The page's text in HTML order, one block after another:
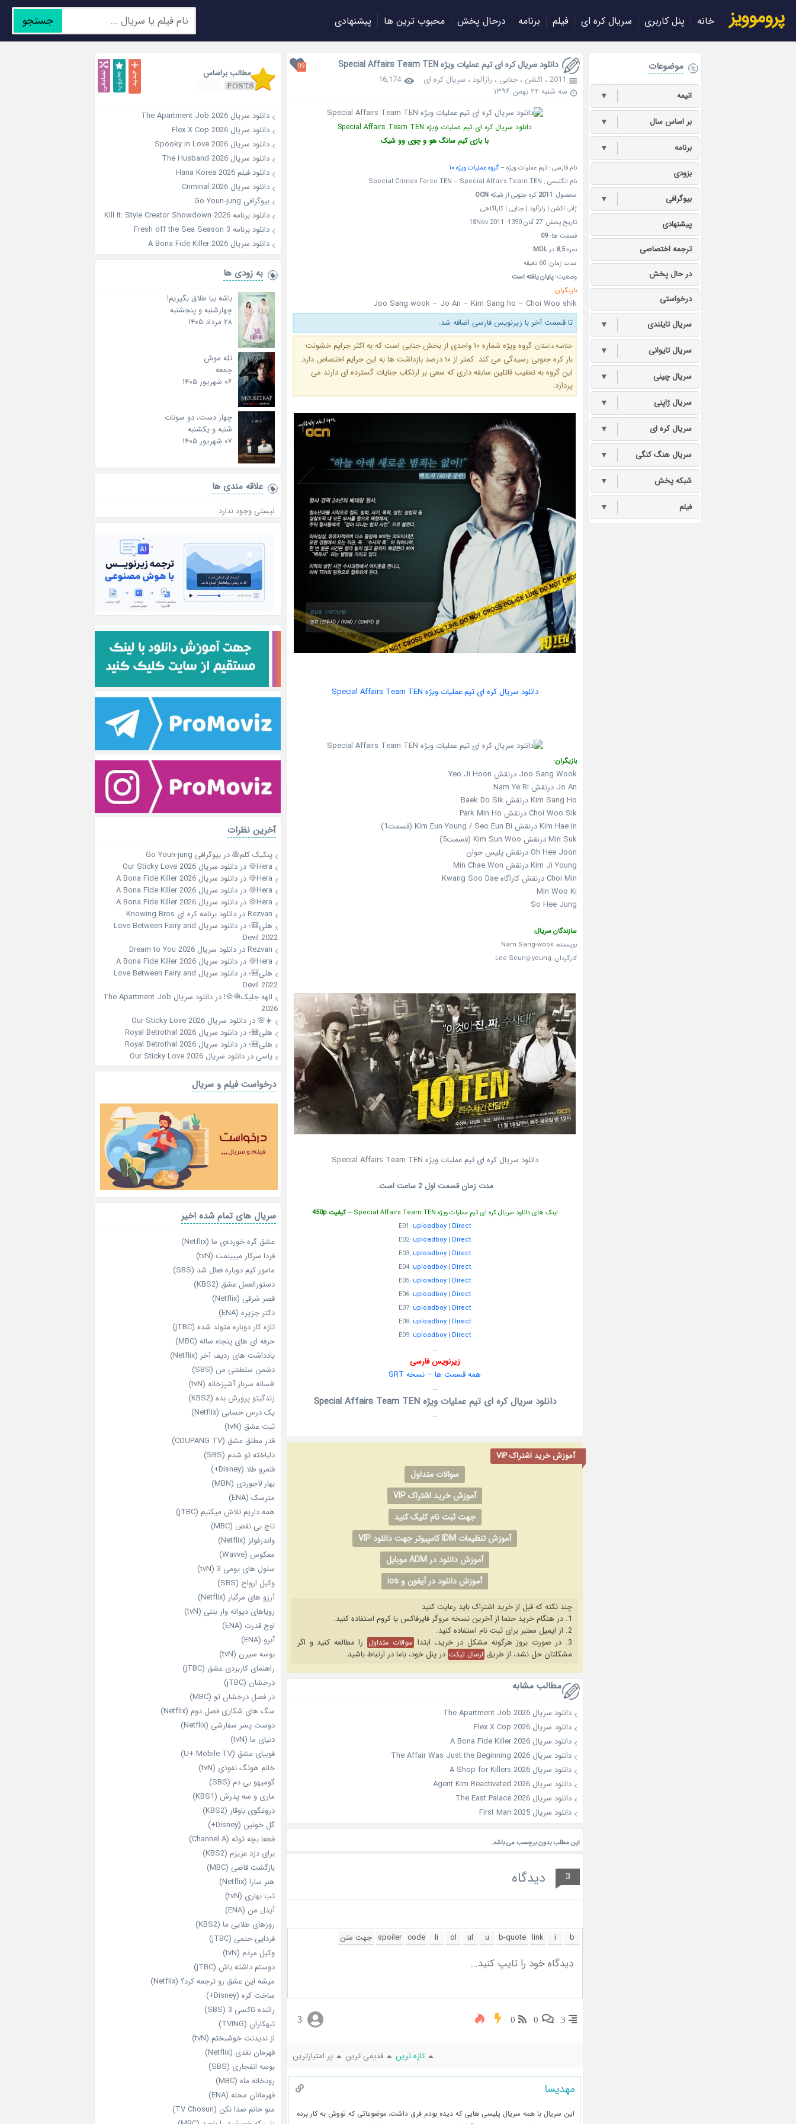
پروموویز خانه پنل کاربری سریال کره ای فیلم برنامه درحال پخش محبوب ترین ها پیشنهادی جستجو
دانلود سریال کره ای تیم عملیات ویژه Special Affairs Team TEN 99
2011 ، اکشن ، جنایی ، رازآلود ، سریال کره ای
16,174
سه شنبه ۲۴ بهمن ۱۳۹۶
دانلود سریال کره ای تیم عملیات ویژه Special Affairs Team TEN
با بازی کیم سانگ هو و چوی وو شیک
نام فارسی : تیم عملیات ویژه –گروه عملیات ویژه ۱۰
نام انگلیسی : Special Crimes Force TEN – Special Affairs Team TEN
محصول: 2011 کره جنوبی از شبکهOCN
ژانر: اکشن | رازآلود | جنایی | کاراگاهی
تاریخ پخش: 27 آبان 1390- 18Nov 2011
قسمت ها:09
نمره8.5 درMDL
مدت زمان: 60 دقیقه
وضعیت:پایان یافته است
بازیگران:
Joo Sang wook – Jo An – Kim Sang ho – Choi Woo shik
تا قسمت آخر با زیرنویس فارسی اضافه شد.
خلاصه داستان:
گروه ویژه شماره ۱۰ واحدی از بخش جنایی است که به اکثر جرایم خشونت
بار کره جنوبی رسیدگی می کند. کمتر از ۱۰ درصد بازداشت ها به این جرایم اختصاص دارد.
این گروه به تعقیب قاتلین سابقه داری که سعی بر ارتکاب جنایات گسترده ای دارند می
پردازد.
دانلود سریال کره ای تیم عملیات ویژه Special Affairs Team TEN
بازیگران:
Joo Sang Wook درنقش Yeo Ji Hoon
Jo An درنقش Nam Ye Ri
Kim Sang Ho درنقش Baek Do Sik
Choi Woo Sik درنقش Park Min Ho
Kim Hae In درنقش Kim Eun Young / Seo Eun Bi (قسمت1)
Min Suk درنقش Kim Sun Woo (قسمت5)
Oh Hee Joon درنقش پلیس جوان
Kim Ji Young درنقش Min Chae Won
Choi Min درنقش کاراگاه Kwang Soo Dae
Min Woo Ki
So Hee Jung
سازندگان سریال:
نویسنده: Nam Sang-wook
کارگردان: Lee Seung-young
دانلود سریال کره ای تیم عملیات ویژه Special Affairs Team TEN
مدت زمان قسمت اول 2 ساعت است.
لینک های دانلود سریال کره ای تیم عملیات ویژه Special Affairs Team TEN –
کیفیت 450p
E01: uploadboy| Direct
E02: uploadboy| Direct
E03: uploadboy| Direct
E04: uploadboy| Direct
E05: uploadboy| Direct
E06: uploadboy| Direct
E07: uploadboy| Direct
E08: uploadboy| Direct
E09: uploadboy| Direct
…
زیرنویس فارسی
همه قسمت ها – نسخه SRT
…
دانلود سریال کره ای تیم عملیات ویژه Special Affairs Team TEN
…
آموزش خرید اشتراک VIP
سوالات متداول
آموزش خرید اشتراک VIP
جهت ثبت نام کلیک کنید
آموزش تنظیمات IDM کامپیوتر جهت دانلود VIP
آموزش دانلود در ADM موبایل
آموزش دانلود در آیفون و ios
چند نکته که قبل از خرید اشتراک باید رعایت کنید
1. در هنگام خرید حتما از آخرین نسخه مروگر فایرفاکس یا کروم استفاده کنید.
2. از ایمیل معتبر برای ثبت نام استفاده کنید.
3. در صورت بروز هرگونه مشکل در خرید، ابتدا
سوالات متداول را مطالعه کنید و اگر
مشکلتان حل نشد، از طریق ارسال تیکت در پنل خود، باما در ارتباط باشید.
مطالب مشابه
دانلود سریال The Apartment Job 2026
دانلود سریال Flex X Cop 2026
دانلود سریال A Bona Fide Killer 2026
دانلود سریال The Affair Was Just the Beginning 2026
دانلود سریال A Shop for Killers 2026
دانلود سریال Agent Kim Reactivated 2026
دانلود سریال The East Palace 2026
دانلود سریال First Man 2025
این مطلب بدون برچسب می باشد.
3 دیدگاه
3
0
0
3
تازه ترین قدیمی ترین پر امتیازترین
مهدیسا
این سریال با همه سریال پلیسی هایی که دیده بودم فرق داشت، موضوعاتی که تووش به کار برده
موضوعات
انیمه ▼
بر اساس سال ▼
برنامه ▼
بزودی
بیوگرافی ▼
پیشنهادی
ترجمه اختصاصی
در حال پخش
درخواستی
سریال تایلندی ▼
سریال تایوانی ▼
سریال چینی ▼
سریال ژاپنی ▼
سریال کره ای ▼
سریال هنگ کنگی ▼
شبکه پخش ▼
فیلم ▼
مطالب براساس
دانلود سریال The Apartment Job 2026
دانلود سریال Flex X Cop 2026
دانلود سریال Spooky in Love 2026
دانلود سریال The Husband 2026
دانلود فیلم Hana Korea 2026
دانلود سریال Criminal 2026
بیوگرافی Go Youn-jung
دانلود برنامه Kill It: Style Creator Showdown 2026
دانلود برنامه Fresh off the Sea Season 3
دانلود سریال A Bona Fide Killer 2026
به زودی ها
باشه بیا طلاق بگیریم!
چهارشنبه و پنجشنبه
۲۸ مرداد ۱۴۰۵
تله موش
جمعه
۰۶ شهریور ۱۴۰۵
چهار دست، دو سونات
شنبه و یکشنبه
۰۷ شهریور ۱۴۰۵
علاقه‌ مندی ها
لیستی وجود ندارد
آخرین نظرات
پنکیک کلم🥞در بیوگرافی Go Youn-jung
Hera🍪
در دانلود سریال Our Sticky Love 2026
Hera🍪
در دانلود سریال A Bona Fide Killer 2026
Hera🍪
در دانلود سریال A Bona Fide Killer 2026
Hera🍪
در دانلود سریال A Bona Fide Killer 2026
Rezvanدر دانلود برنامه کره ای Knowing Bros
هلی🎒؛ در
دانلود سریال Love Between Fairy and
Devil 2022
Rezvanدر دانلود سریال Dream to You 2026
Hera🍪
در دانلود سریال A Bona Fide Killer 2026
هلی🎒؛ در
دانلود سریال Love Between Fairy and
Devil 2022
الهه جلبک🪖🍪!
در
دانلود سریال The Apartment Job
2026
☀️🌸در دانلود سریال Our Sticky Love 2026
هلی🎒؛ در دانلود سریال Royal Betrothal 2026
هلی🎒؛ در دانلود سریال Royal Betrothal 2026
یاسی در دانلود سریال Our Sticky Love 2026
درخواست فیلم و سریال
سریال های تمام شده اخیر
عشق گره خورده‌ی ما (Netflix)
فردا سرکار میبینمت (tvN)
مامور کیم دوباره فعال شد (SBS)
دستورالعمل عشق (KBS2)
قصر شرقی (Netflix)
دکتر جزیره (ENA)
تازه‌ کار دوباره‌ متولد شده (jTBC)
حرفه‌ ای‌ های پنجاه‌ ساله (MBC)
یادداشت‌ های ردیف آخر (Netflix)
دشمن سلطنتی من (SBS)
افسانه سرباز آشپزخانه (tvN)
زندگیتو پرورش بده (KBS2)
یک درس حسابی (Netflix)
ثبت عشق (tvN)
قدر مطلق عشق (COUPANG TV)
دلباخته تو شدم (SBS)
قلمرو طلا (Disney+)
بهار لاجوردی (MBN)
مترسک (ENA)
همه داریم تلاش میکنیم (jTBC)
تاج بی‌ نقص (MBC)
واندرفولز (Netflix)
معکوس (Wavve)
سلول های یومی 3 (tvN)
وکیل ارواح (SBS)
آرزو های مرگبار (Netflix)
رویاهای دیوانه‌ وار بتنی (tvN)
اوج قدرت (ENA)
آبرو (ENA)
بوسه سیرن (tvN)
راهنمای کاربردی عشق (jTBC)
درخشان (jTBC)
در فصل درخشان تو (MBC)
سگ های شکاری فصل دوم (Netflix)
دوست‌ پسر سفارشی (Netflix)
دنیای ما (tvN)
فوبیای عشق (U+ Mobile TV)
خانم هونگ نفوذی (tvN)
گومیهو بی دم (SBS)
ماری و سه پدرش (KBS1)
دروغگوی باوقار (KBS2)
گل خونین (Disney+)
قطعا بچه توئه (Channel A)
برای دزد عزیزم (KBS2)
بازگشت قاضی (MBC)
هنر سارا (Netflix)
تب بهاری (tvN)
آیدل من (ENA)
روزهای طلایی ما (KBS2)
فردایی حتمی (jTBC)
وکیل مردم (tvN)
دوستم داشته باش (jTBC)
میشه این عشق رو ترجمه کرد؟ (Netflix)
ساخت کره (Disney+)
راننده تاکسی 3 (SBS)
تبهکاران (TVING)
از ندیدنت خوشبختم (tvN)
قهرمان نقدی (Netflix)
بوسه انفجاری (SBS)
رودخانه ماه (MBC)
قهرمانان محله (ENA)
منو خانم صدا نکن (TV Chosun)